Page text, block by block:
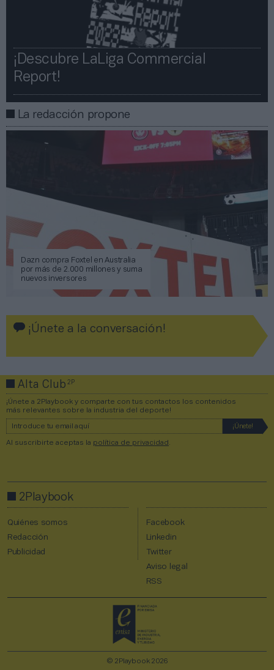
¡Descubre LaLiga Commercial
Report!​​
La redacción propone
Dazn compra Foxtel en Australia
por más de 2.000 millones y suma
nuevos inversores
¡Únete a la conversación!
Alta Club2P
¡Únete a 2Playbook y comparte con tus contactos los contenidos
más relevantes sobre la industria del deporte!
Al suscribirte aceptas la política de privacidad .
2Playbook
Quiénes somos
Redacción
Publicidad
Facebook
Linkedin
Twitter
Aviso legal
RSS
© 2Playbook 2026